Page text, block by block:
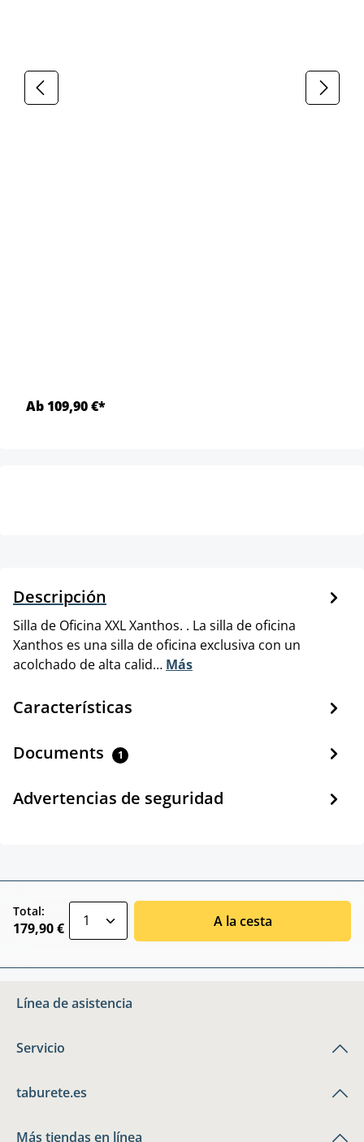
Ab 109,90 €*
Descripción
Silla de Oficina XXL Xanthos. . La silla de oficina
Xanthos es una silla de oficina exclusiva con un
acolchado de alta calid… Más
Características
Documents 1
Advertencias de seguridad
Total:
179,90 € A la cesta
Línea de asistencia
Servicio
taburete.es
Más tiendas en línea